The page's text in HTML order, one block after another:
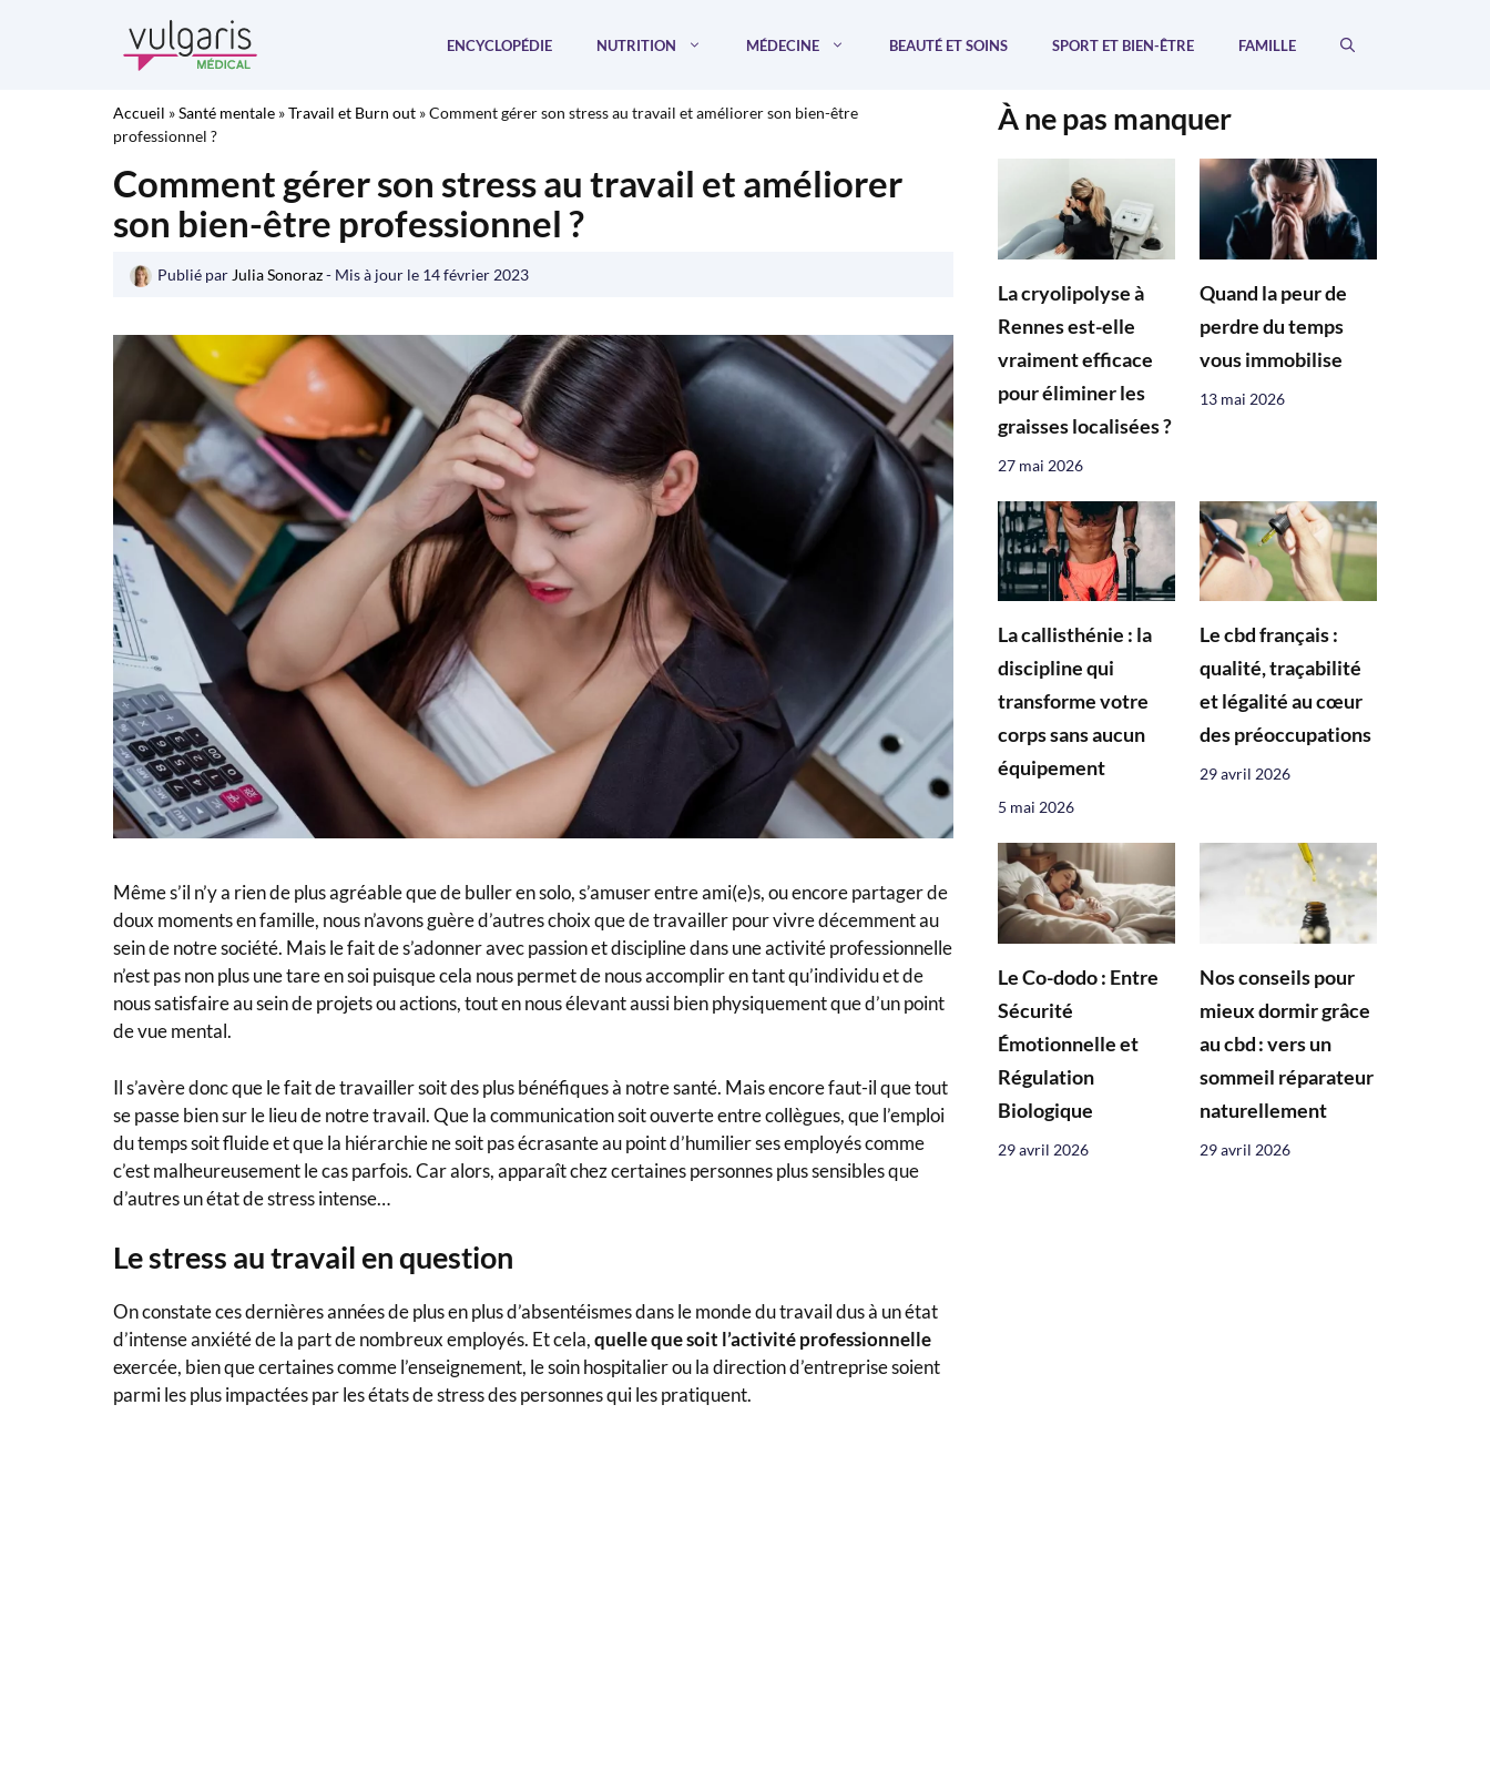
ENCYCLOPÉDIE NUTRITION MÉDECINE BEAUTÉ ET SOINS SPORT ET BIEN-ÊTRE FAMILLE
Accueil »Santé mentale »Travail et Burn out »Comment gérer son stress au travail et améliorer son bien-être
professionnel ?
Comment gérer son stress au travail et améliorer
son bien-être professionnel ?
Publié par Julia Sonoraz- Mis à jour le 14 février 2023
Même s’il n’y a rien de plus agréable que de buller en solo, s’amuser entre ami(e)s, ou encore partager de
doux moments en famille, nous n’avons guère d’autres choix que de travailler pour vivre décemment au
sein de notre société. Mais le fait de s’adonner avec passion et discipline dans une activité professionnelle
n’est pas non plus une tare en soi puisque cela nous permet de nous accomplir en tant qu’individu et de
nous satisfaire au sein de projets ou actions, tout en nous élevant aussi bien physiquement que d’un point
de vue mental.
Il s’avère donc que le fait de travailler soit des plus bénéfiques à notre santé. Mais encore faut-il que tout
se passe bien sur le lieu de notre travail. Que la communication soit ouverte entre collègues, que l’emploi
du temps soit fluide et que la hiérarchie ne soit pas écrasante au point d’humilier ses employés comme
c’est malheureusement le cas parfois. Car alors, apparaît chez certaines personnes plus sensibles que
d’autres un état de stress intense…
Le stress au travail en question
On constate ces dernières années de plus en plus d’absentéismes dans le monde du travail dus à un état
d’intense anxiété de la part de nombreux employés. Et cela,quelle que soit l’activité professionnelle
exercée, bien que certaines comme l’enseignement, le soin hospitalier ou la direction d’entreprise soient
parmi les plus impactées par les états de stress des personnes qui les pratiquent.
À ne pas manquer
La cryolipolyse à
Rennes est-elle
vraiment efficace
pour éliminer les
graisses localisées ?
27 mai 2026
Quand la peur de
perdre du temps
vous immobilise
13 mai 2026
La callisthénie : la
discipline qui
transforme votre
corps sans aucun
équipement
5 mai 2026
Le cbd français :
qualité, traçabilité
et légalité au cœur
des préoccupations
29 avril 2026
Le Co-dodo : Entre
Sécurité
Émotionnelle et
Régulation
Biologique
29 avril 2026
Nos conseils pour
mieux dormir grâce
au cbd : vers un
sommeil réparateur
naturellement
29 avril 2026